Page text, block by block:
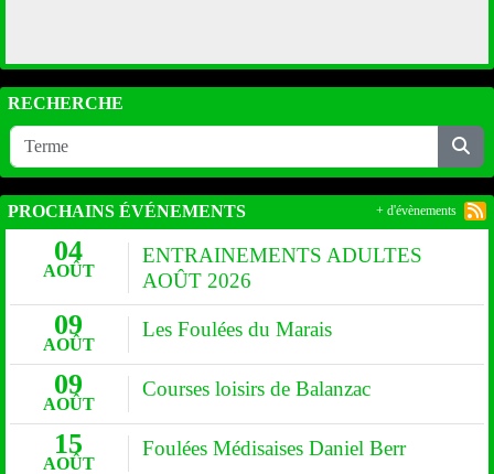
RECHERCHE
PROCHAINS ÉVÉNEMENTS
04
AOÛT
ENTRAINEMENTS ADULTES
AOÛT 2026
09
AOÛT
Les Foulées du Marais
09
AOÛT
Courses loisirs de Balanzac
15
AOÛT
Foulées Médisaises Daniel Berr
+ d'évènements